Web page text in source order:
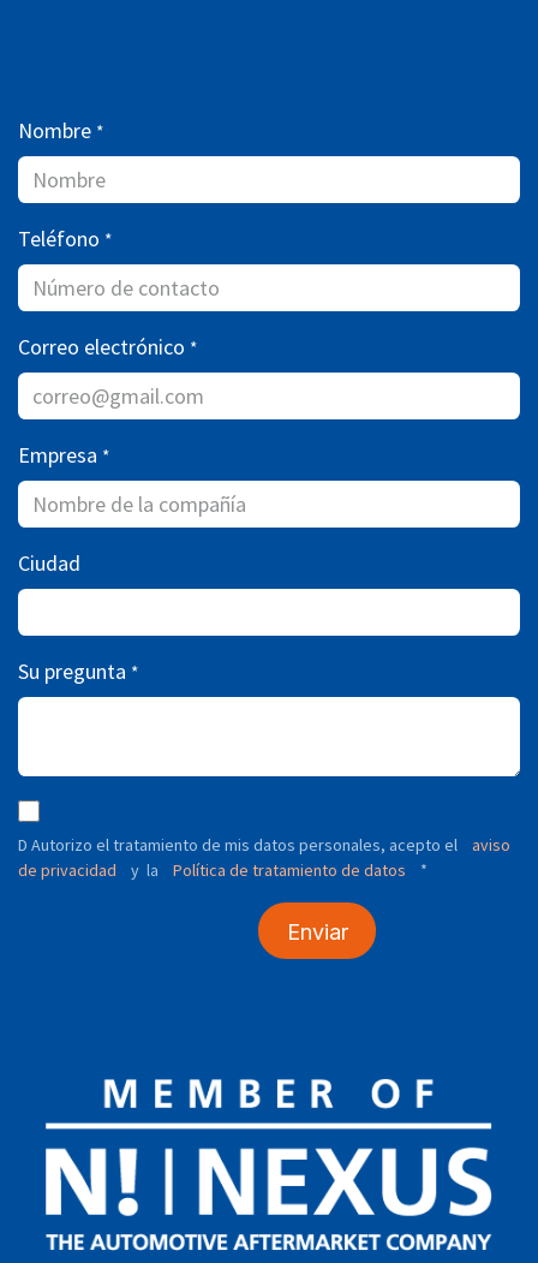
Nombre *
Teléfono *
Correo electrónico *
Empresa *
Ciudad
Su pregunta *
D Autorizo ​​el tratamiento de mis datos personales, acepto el
aviso
de privacidad
y la Política de tratamiento de datos *
Enviar